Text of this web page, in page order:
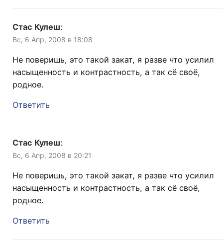
Стас Кулеш:
Вс, 6 Апр, 2008 в 18:08
Не поверишь, это такой закат, я разве что усилил
насыщенность и контрастность, а так сё своё,
родное.
Ответить
Стас Кулеш:
Вс, 6 Апр, 2008 в 20:21
Не поверишь, это такой закат, я разве что усилил
насыщенность и контрастность, а так сё своё,
родное.
Ответить